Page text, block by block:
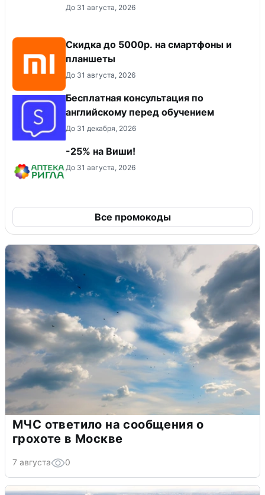
До 31 августа, 2026
Скидка до 5000р. на смартфоны и
планшеты
До 31 августа, 2026
Бесплатная консультация по
английскому перед обучением
До 31 декабря, 2026
-25% на Виши!
До 31 августа, 2026
Все промокоды
МЧС ответило на сообщения о
грохоте в Москве
7 августа 0